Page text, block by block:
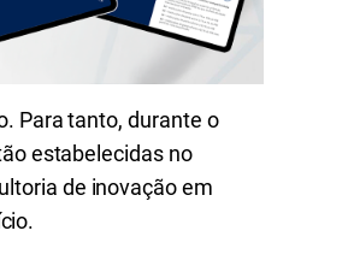
Para tanto, durante o
estabelecidas no
de inovação em